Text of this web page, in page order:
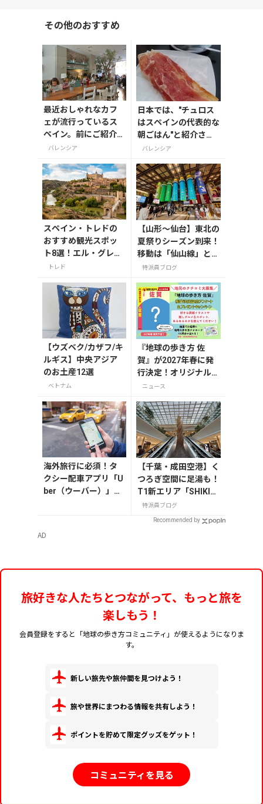
その他のおすすめ
最近おしゃれなカフ
ェが流行っているス
ペイン。前にご紹介し
たLa Más Bonitaのよ
バレンシア
日本では、"チュロス
はスペインの代表的な
朝ごはん"と紹介され
ることが多々あり、
バレンシア
スペイン・トレドの
おすすめ観光スポッ
ト8選！エル・グレコ
の傑作や古都の魅力
トレド
【山形〜仙台】東北の
夏祭りシーズン到来！
移動は「仙山線」と
「高速バス」どっちが
特派員ブログ
【ウズベク/カザフ/キ
ルギス】中央アジア
のお土産12選
ベトナム
『地球の歩き方 佐
賀』が2027年春に発
行決定！オリジナルグ
ッズが当たる発行記念
ニュース
海外旅行に必須！タ
クシー配車アプリ「U
ber（ウーバー）」の
【千葉・成田空港】く
つろぎ空間に足湯も！
T1新エリア「SHIKIS
AI GARDEN」
特派員ブログ
Recommended by
AD
旅好きな人たちとつながって、もっと旅を
楽しもう！
会員登録をすると「地球の歩き方コミュニティ」が使えるようになりま
す。
新しい旅先や旅仲間を見つけよう！
旅や世界にまつわる情報を共有しよう！
ポイントを貯めて限定グッズをゲット！
コミュニティを見る